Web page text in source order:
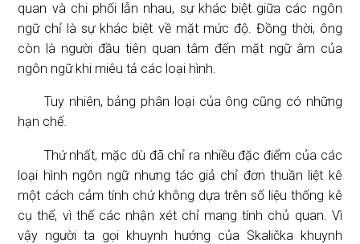
quan và chi phối lẫn nhau, sự khác biệt giữa các ngôn
ngữ chỉ là sự khác biệt về mặt mức độ. Đồng thời, ông
còn là người đầu tiên quan tâm đến mặt ngữ âm của
ngôn ngữ khi miêu tả các loại hình.
Tuy nhiên, bảng phân loại của ông cũng có những
hạn chế.
Thứ nhất, mặc dù đã chỉ ra nhiều đặc điểm của các
loại hình ngôn ngữ nhưng tác giả chỉ đơn thuần liệt kê
một cách cảm tính chứ không dựa trên số liệu thống kê
cụ thể, vì thế các nhận xét chỉ mang tính chủ quan. Vì
vậy người ta gọi khuynh hướng của Skalička khuynh